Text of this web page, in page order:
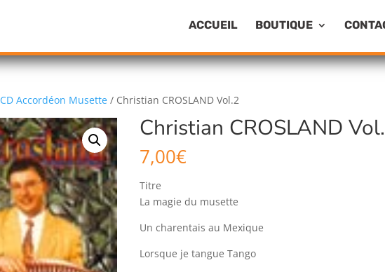
ACCUEIL BOUTIQUE
CD Accordéon Musette / Christian CROSLAND Vol.2
Christian CROSLAND
7,00€
Titre
La magie du musette
Un charentais au Mexique
Lorsque je tangue Tango